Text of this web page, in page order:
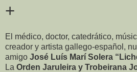
+
El médico, doctor, catedrático,
creador y artista gallego-español,
amigo José Luís Marí Solera
La Orden Jaruleira y Trobeirana